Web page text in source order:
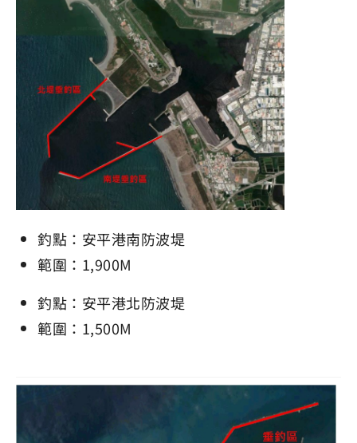
釣點：安平港南防波堤
範圍：1,900M
釣點：安平港北防波堤
範圍：1,500M